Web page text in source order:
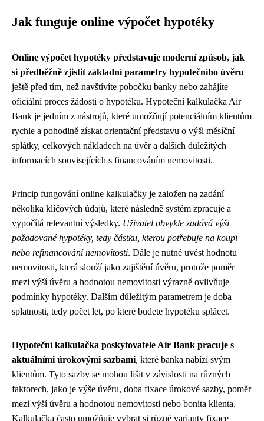
Jak funguje online výpočet hypotéky
Online výpočet hypotéky představuje moderní způsob, jak
si předběžně zjistit základní parametry hypotečního úvěru
ještě před tím, než navštívíte pobočku banky nebo zahájíte
oficiální proces žádosti o hypotéku. Hypoteční kalkulačka Air
Bank je jedním z nástrojů, které umožňují potenciálním klientům
rychle a pohodlně získat orientační představu o výši měsíční
splátky, celkových nákladech na úvěr a dalších důležitých
informacích souvisejících s financováním nemovitosti.
Princip fungování online kalkulačky je založen na zadání
několika klíčových údajů, které následně systém zpracuje a
vypočítá relevantní výsledky. Uživatel obvykle zadává výši
požadované hypotéky, tedy částku, kterou potřebuje na koupi
nebo refinancování nemovitosti. Dále je nutné uvést hodnotu
nemovitosti, která slouží jako zajištění úvěru, protože poměr
mezi výší úvěru a hodnotou nemovitosti výrazně ovlivňuje
podmínky hypotéky. Dalším důležitým parametrem je doba
splatnosti, tedy počet let, po které budete hypotéku splácet.
Hypoteční kalkulačka poskytovatele Air Bank pracuje s
aktuálními úrokovými sazbami, které banka nabízí svým
klientům. Tyto sazby se mohou lišit v závislosti na různých
faktorech, jako je výše úvěru, doba fixace úrokové sazby, poměr
mezi výší úvěru a hodnotou nemovitosti nebo bonita klienta.
Kalkulačka často umožňuje vybrat si různé varianty fixace